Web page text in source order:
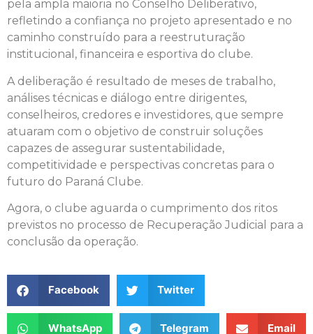
pela ampla maioria no Conselho Deliberativo,
refletindo a confiança no projeto apresentado e no
caminho construído para a reestruturação
institucional, financeira e esportiva do clube.
A deliberação é resultado de meses de trabalho,
análises técnicas e diálogo entre dirigentes,
conselheiros, credores e investidores, que sempre
atuaram com o objetivo de construir soluções
capazes de assegurar sustentabilidade,
competitividade e perspectivas concretas para o
futuro do Paraná Clube.
Agora, o clube aguarda o cumprimento dos ritos
previstos no processo de Recuperação Judicial para a
conclusão da operação.
Facebook Twitter
WhatsApp Telegram Email